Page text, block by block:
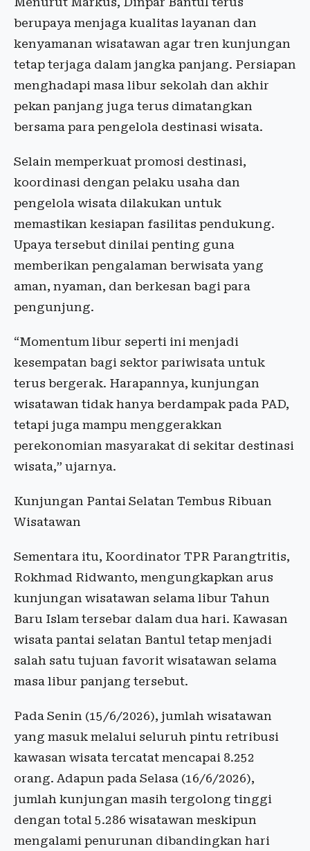
berupaya menjaga kualitas layanan dan
kenyamanan wisatawan agar tren kunjungan
tetap terjaga dalam jangka panjang. Persiapan
menghadapi masa libur sekolah dan akhir
pekan panjang juga terus dimatangkan
bersama para pengelola destinasi wisata.
Selain memperkuat promosi destinasi,
koordinasi dengan pelaku usaha dan
pengelola wisata dilakukan untuk
memastikan kesiapan fasilitas pendukung.
Upaya tersebut dinilai penting guna
memberikan pengalaman berwisata yang
aman, nyaman, dan berkesan bagi para
pengunjung.
“Momentum libur seperti ini menjadi
kesempatan bagi sektor pariwisata untuk
terus bergerak. Harapannya, kunjungan
wisatawan tidak hanya berdampak pada PAD,
tetapi juga mampu menggerakkan
perekonomian masyarakat di sekitar destinasi
wisata,” ujarnya.
Kunjungan Pantai Selatan Tembus Ribuan
Wisatawan
Sementara itu, Koordinator TPR Parangtritis,
Rokhmad Ridwanto, mengungkapkan arus
kunjungan wisatawan selama libur Tahun
Baru Islam tersebar dalam dua hari. Kawasan
wisata pantai selatan Bantul tetap menjadi
salah satu tujuan favorit wisatawan selama
masa libur panjang tersebut.
Pada Senin (15/6/2026), jumlah wisatawan
yang masuk melalui seluruh pintu retribusi
kawasan wisata tercatat mencapai 8.252
orang. Adapun pada Selasa (16/6/2026),
jumlah kunjungan masih tergolong tinggi
dengan total 5.286 wisatawan meskipun
mengalami penurunan dibandingkan hari